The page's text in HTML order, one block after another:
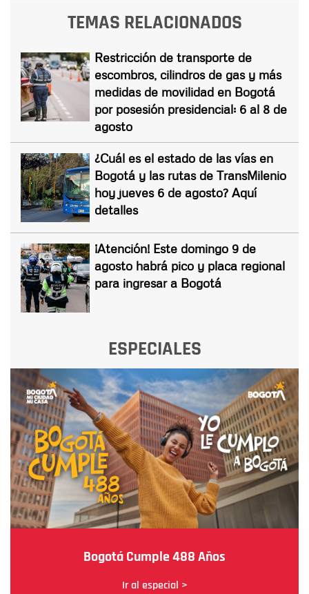
TEMAS RELACIONADOS
Restricción de transporte de
escombros, cilindros de gas y más
medidas de movilidad en Bogotá
por posesión presidencial: 6 al 8 de
agosto
¿Cuál es el estado de las vías en
Bogotá y las rutas de TransMilenio
hoy jueves 6 de agosto? Aquí
detalles
¡Atención! Este domingo 9 de
agosto habrá pico y placa regional
para ingresar a Bogotá
ESPECIALES
Bogotá Cumple 488 Años
Ir al especial >